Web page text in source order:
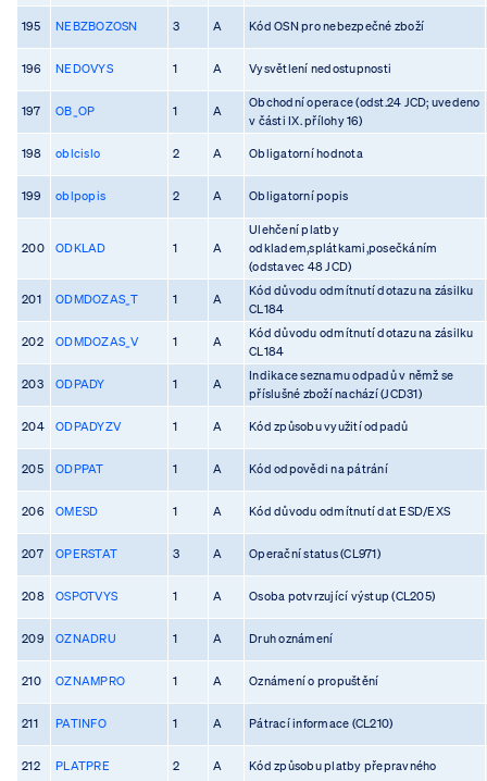
195 NEBZBOZOSN 3 A Kód OSN pro nebezpečné zboží
196 NEDOVYS 1 A Vysvětlení nedostupnosti
197 OB_OP 1 A
Obchodní operace (odst.24 JCD; uvedeno
v části IX. přílohy 16)
198 oblcislo 2 A Obligatorní hodnota
199 oblpopis 2 A Obligatorní popis
200 ODKLAD 1 A
Ulehčení platby
odkladem,splátkami,posečkáním
(odstavec 48 JCD)
201 ODMDOZAS_T 1 A
Kód důvodu odmítnutí dotazu na zásilku
CL184
202 ODMDOZAS_V 1 A
Kód důvodu odmítnutí dotazu na zásilku
CL184
203 ODPADY 1 A
Indikace seznamu odpadů v němž se
příslušné zboží nachází (JCD31)
204 ODPADYZV 1 A Kód způsobu využití odpadů
205 ODPPAT 1 A Kód odpovědi na pátrání
206 OMESD 1 A Kód důvodu odmítnutí dat ESD/EXS
207 OPERSTAT 3 A Operační status (CL971)
208 OSPOTVYS 1 A Osoba potvrzující výstup (CL205)
209 OZNADRU 1 A Druh oznámení
210 OZNAMPRO 1 A Oznámení o propuštění
211 PATINFO 1 A Pátrací informace (CL210)
212 PLATPRE 2 A Kód způsobu platby přepravného